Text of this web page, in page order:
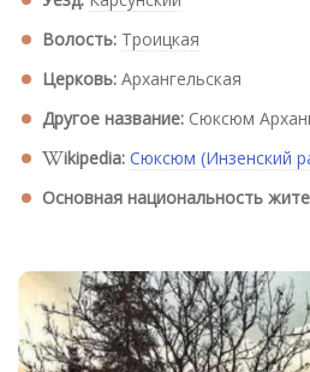
Волость: Троицкая
Церковь: Архангельская
Другое название: Сюксюм
ikipedia: Сюксюм (Инзенский
Основная национальность